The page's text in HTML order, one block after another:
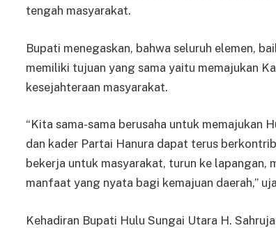
tengah masyarakat.
Bupati menegaskan, bahwa seluruh elemen,
memiliki tujuan yang sama yaitu memajukan
kesejahteraan masyarakat.
“Kita sama-sama berusaha untuk memajukan
dan kader Partai Hanura dapat terus
bekerja untuk masyarakat, turun ke lapangan,
manfaat yang nyata bagi kemajuan daerah,”
Kehadiran Bupati Hulu Sungai Utara H.